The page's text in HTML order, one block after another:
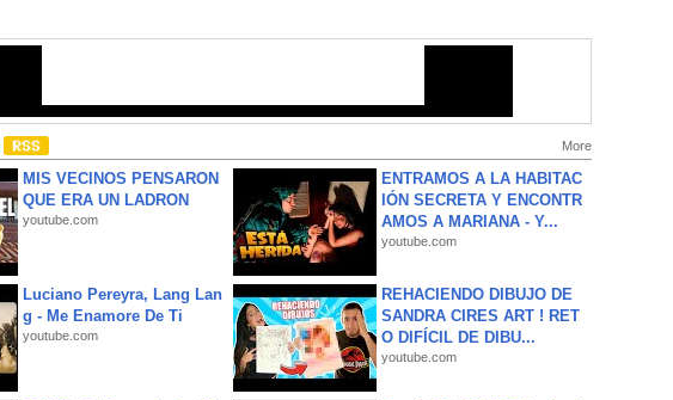
More
MIS VECINOS PENSARON
QUE ERA UN LADRON
youtube.com
ENTRAMOS A LA HABITAC
IÓN SECRETA Y ENCONTR
AMOS A MARIANA - Y...
youtube.com
Luciano Pereyra, Lang Lan
g - Me Enamore De Ti
youtube.com
REHACIENDO DIBUJO DE
SANDRA CIRES ART ! RET
O DIFÍCIL DE DIBU...
youtube.com